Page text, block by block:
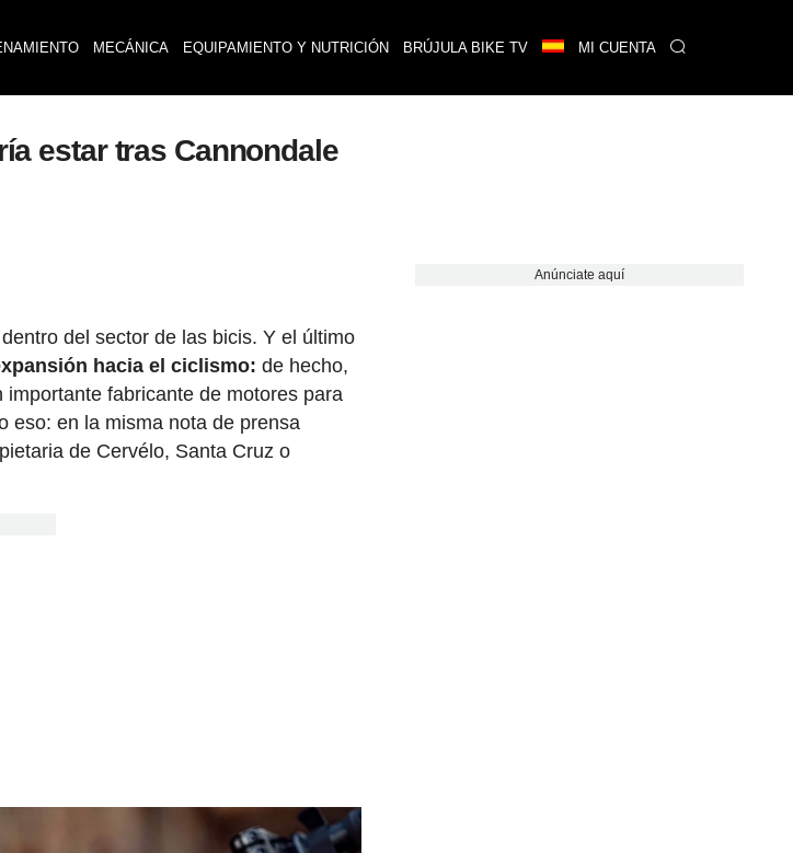
MECÁNICA EQUIPAMIENTO Y NUTRICIÓN BRÚJULA BIKE TV MI CUENTA
estar tras Cannondale
dentro del sector de las bicis. Y el último
hacia el ciclismo: de hecho,
fabricante de motores para
eso: en la misma nota de prensa
de Cervélo, Santa Cruz o
Anúnciate aquí